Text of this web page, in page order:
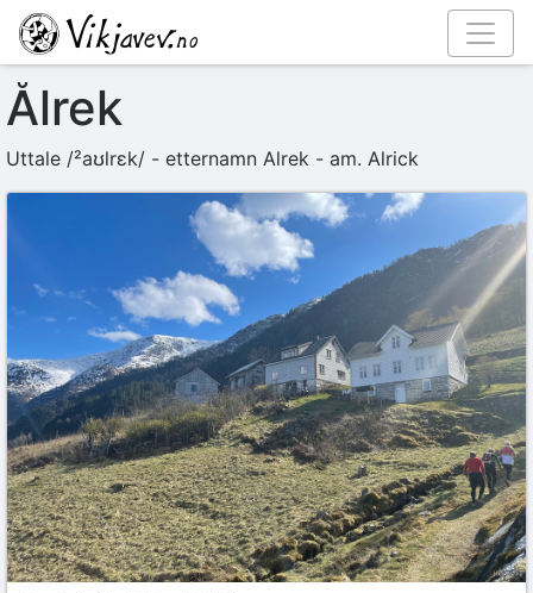
Ålrek
Uttale /²aʊlrɛk/ - etternamn Alrek - am. Alrick